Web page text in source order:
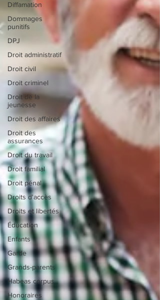
Diffamation
Dommages
punitifs
DPJ
Droit administratif
Droit civil
Droit criminel
Droit de la
jeunesse
Droit des affaires
Droit des
assurances
Droit du travail
Droit familial
Droit pénal
Droits d'accès
Droits et libertés
Éducation
Enfants
Garde
Grands-parents
Habeas corpus
Honoraires